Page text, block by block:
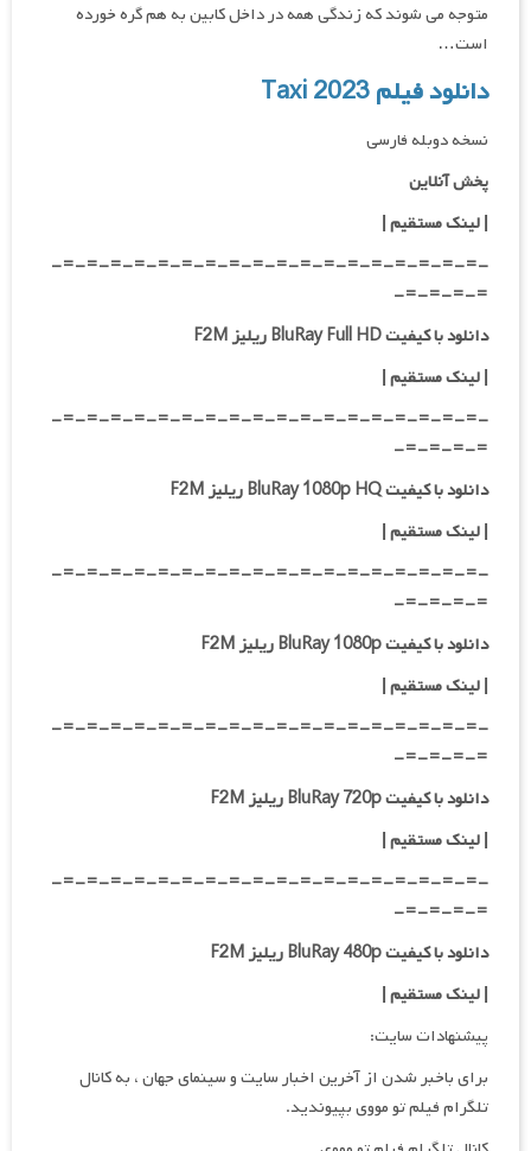
متوجه می شوند که زندگی همه در داخل کابین به هم گره خورده
است…
دانلود فیلم Taxi 2023
نسخه دوبله فارسی
پخش آنلاین
| لینک مستقیم|
-=-=-=-=-=-=-=-=-=-=-=-=-=-=-=-=-=-=-
=-=-=-=-
دانلود با کیفیت BluRay Full HD ریلیز F2M
|لینک مستقیم|
-=-=-=-=-=-=-=-=-=-=-=-=-=-=-=-=-=-=-
=-=-=-=-
دانلود با کیفیت BluRay 1080p HQ ریلیز F2M
|لینک مستقیم|
-=-=-=-=-=-=-=-=-=-=-=-=-=-=-=-=-=-=-
=-=-=-=-
دانلود با کیفیت BluRay 1080p ریلیز F2M
|لینک مستقیم|
-=-=-=-=-=-=-=-=-=-=-=-=-=-=-=-=-=-=-
=-=-=-=-
دانلود با کیفیت BluRay 720p ریلیز F2M
| لینک مستقیم|
-=-=-=-=-=-=-=-=-=-=-=-=-=-=-=-=-=-=-
=-=-=-=-
دانلود با کیفیت BluRay 480p ریلیز F2M
| لینک مستقیم|
پیشنهادات سایت:
برای باخبر شدن از آخرین اخبار سایت و سینمای جهان ، به کانال
تلگرام فیلم تو مووی بپیوندید.